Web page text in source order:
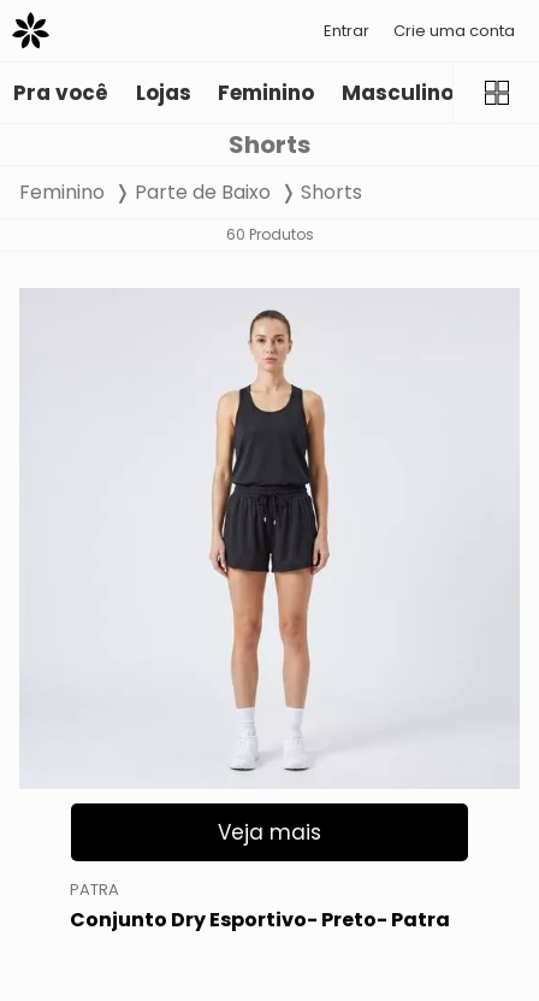
Entrar Crie uma conta
Pra você Lojas Feminino Masculino
Shorts
Feminino Parte de Baixo Shorts
60 Produtos
Veja mais
PATRA
Conjunto Dry Esportivo- Preto- Patra